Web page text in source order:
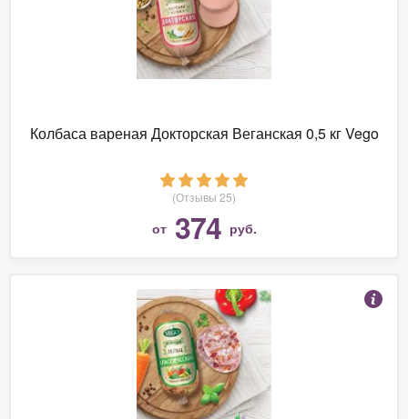
Колбаса вареная Докторская Веганская 0,5 кг Vego
(Отзывы 25)
от 374 руб.